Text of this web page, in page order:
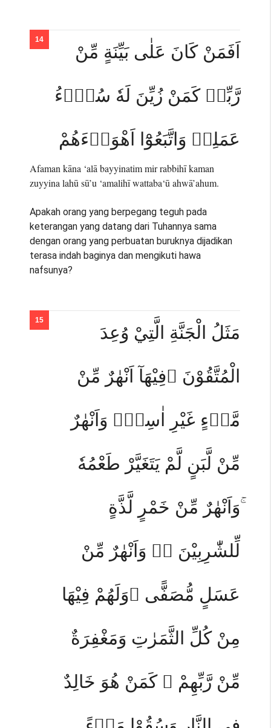
اَفَمَنْ كَانَ عَلٰى بَيِّنَةٍ مِّنْ
رَّبِّهٖ كَمَنْ زُيِّنَ لَهٗ سُوْۤءُ
عَمَلِهٖ وَاتَّبَعُوْٓا اَهْوَاۤءَهُمْ
Afaman kāna ‘alā bayyinatim mir rabbihī kaman
zuyyina lahū sū’u ‘amalihī wattaba‘ū ahwā’ahum.
Apakah orang yang berpegang teguh pada
keterangan yang datang dari Tuhannya sama
dengan orang yang perbuatan buruknya dijadikan
terasa indah baginya dan mengikuti hawa
nafsunya?
مَثَلُ الْجَنَّةِ الَّتِيْ وُعِدَ
الْمُتَّقُوْنَ ۗفِيْهَآ اَنْهٰرٌ مِّنْ
مَّاۤءٍ غَيْرِ اٰسِنٍۚ وَاَنْهٰرٌ
مِّنْ لَّبَنٍ لَّمْ يَتَغَيَّرْ طَعْمُهٗ
ۚوَاَنْهٰرٌ مِّنْ خَمْرٍ لَّذَّةٍ
لِّلشّٰرِبِيْنَ ەۚ وَاَنْهٰرٌ مِّنْ
عَسَلٍ مُّصَفًّى ۗوَلَهُمْ فِيْهَا
مِنْ كُلِّ الثَّمَرٰتِ وَمَغْفِرَةٌ
مِّنْ رَّبِّهِمْ ۗ كَمَنْ هُوَ خَالِدٌ